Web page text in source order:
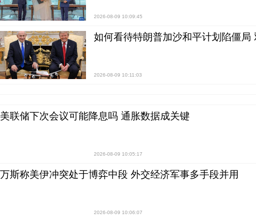
2026-08-09 10:09:45
如何看待特朗普加沙和平计划陷僵局
2026-08-09 10:11:03
美联储下次会议可能降息吗 通胀数据成关键
2026-08-09 10:05:17
万斯称美伊冲突处于博弈中段 外交经济军事多手段并用
2026-08-09 10:06:07